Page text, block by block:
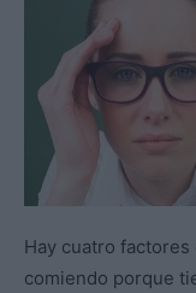
Hay cuatro
comiendo porque